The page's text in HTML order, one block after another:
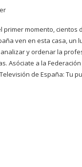
primer momento, cientos
ven en esta casa, un
y ordenar la
Asóciate a la
de España: Tu